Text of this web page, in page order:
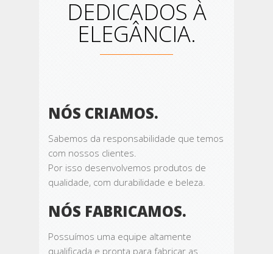
DEDICADOS À
ELEGÂNCIA.
NÓS CRIAMOS.
Sabemos da responsabilidade que temos
com nossos clientes.
Por isso desenvolvemos produtos de
qualidade, com durabilidade e beleza.
NÓS FABRICAMOS.
Possuímos uma equipe altamente
qualificada e pronta para fabricar as